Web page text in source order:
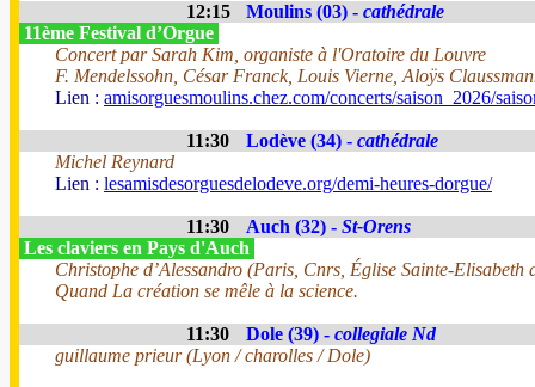
12:15 Moulins (03) - cathédrale
11ème Festival d’Orgue
Concert par Sarah Kim, organiste à l'Oratoire du Louvre
F. Mendelssohn, César Franck, Louis Vierne, Aloÿs
Lien : amisorguesmoulins.chez.com/concerts/saison_2026/
11:30 Lodève (34) - cathédrale
Michel Reynard
Lien : lesamisdesorguesdelodeve.org/demi-heures-dorgue/
11:30 Auch (32) - St-Orens
Les claviers en Pays d'Auch
Christophe d’Alessandro (Paris, Cnrs, Église Sainte-Elisabeth
Quand La création se mêle à la science.
11:30 Dole (39) - collegiale Nd
guillaume prieur (Lyon / charolles / Dole)